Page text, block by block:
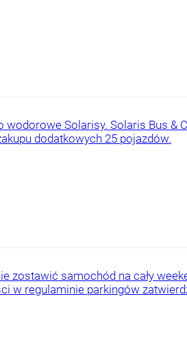
wodorowe Solarisy. Solaris Bus &
dodatkowych 25 pojazdów.
zostawić samochód na cały
w regulaminie parkingów